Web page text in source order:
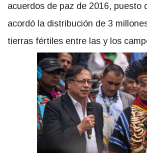
acuerdos de paz de 2016, puesto
acordó la distribución de 3
tierras fértiles entre las y los